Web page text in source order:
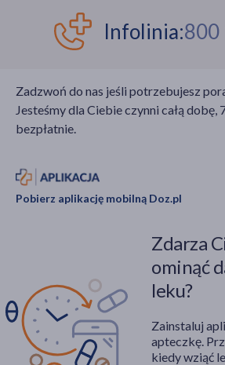
Infolinia:800
Zadzwoń do nas jeśli potrzebujesz
Jesteśmy dla Ciebie czynni całą dobę,
bezpłatnie.
Pobierz aplikację mobilną Doz.pl
Zdarza
ominąć
leku?
Zainstaluj
apteczkę.
kiedy wziąć